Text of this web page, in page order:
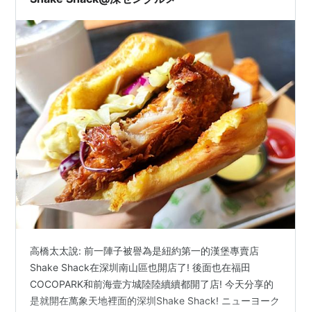
高橋太太說: 前一陣子被譽為是紐約第一的漢堡專賣店
Shake Shack在深圳南山區也開店了! 後面也在福田
COCOPARK和前海壹方城陸陸續續都開了店! 今天分享的
是就開在萬象天地裡面的深圳Shake Shack! ニューヨーク